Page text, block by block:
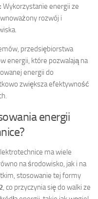
Wykorzystanie energii ze
rozwój i
przedsiębiorstwa
energii, które pozwalają na
energii do
zwiększa efektywność
energii
ma wiele
na środowisko, jak i na
stosowanie tej formy
, co przyczynia się do walki ze